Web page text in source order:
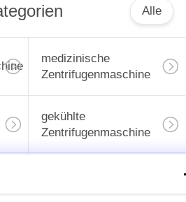
Alle
medizinische
Zentrifugenmaschine
gekühlte
Zentrifugenmaschine